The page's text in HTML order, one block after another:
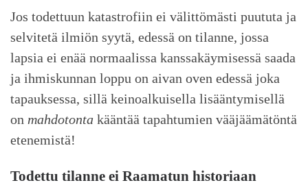
Jos todettuun katastrofiin ei välittömästi puututa ja
selvitetä ilmiön syytä, edessä on tilanne, jossa
lapsia ei enää normaalissa kanssakäymisessä saada
ja ihmiskunnan loppu on aivan oven edessä joka
tapauksessa, sillä keinoalkuisella lisääntymisellä
on mahdotonta kääntää tapahtumien vääjäämätöntä
etenemistä!
Todettu tilanne ei Raamatun historiaan